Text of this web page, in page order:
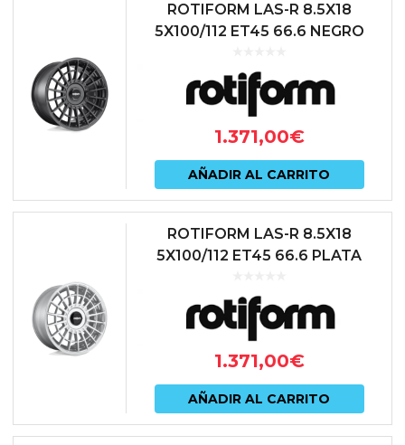
ROTIFORM LAS-R 8.5X18
5X100/112 ET45 66.6 NEGRO
1.371,00€
AÑADIR AL CARRITO
ROTIFORM LAS-R 8.5X18
5X100/112 ET45 66.6 PLATA
1.371,00€
AÑADIR AL CARRITO